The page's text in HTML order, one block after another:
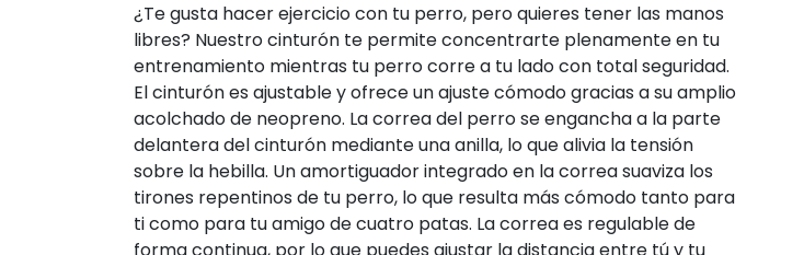
¿Te gusta hacer ejercicio con tu perro, pero quieres tener las manos
libres? Nuestro cinturón te permite concentrarte plenamente en tu
entrenamiento mientras tu perro corre a tu lado con total seguridad.
El cinturón es ajustable y ofrece un ajuste cómodo gracias a su amplio
acolchado de neopreno. La correa del perro se engancha a la parte
delantera del cinturón mediante una anilla, lo que alivia la tensión
sobre la hebilla. Un amortiguador integrado en la correa suaviza los
tirones repentinos de tu perro, lo que resulta más cómodo tanto para
ti como para tu amigo de cuatro patas. La correa es regulable de